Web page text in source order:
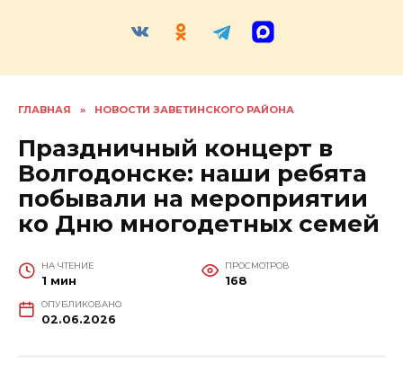
ГЛАВНАЯ » НОВОСТИ ЗАВЕТИНСКОГО РАЙОНА
Праздничный концерт в
Волгодонске: наши ребята
побывали на мероприятии
ко Дню многодетных семей
НА ЧТЕНИЕ
1 мин
ПРОСМОТРОВ
168
ОПУБЛИКОВАНО
02.06.2026